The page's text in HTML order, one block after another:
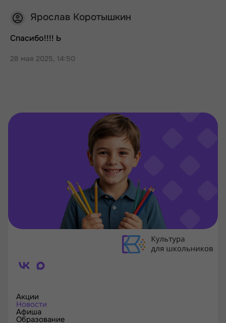
Ярослав Коротышкин
Спасибо!!!! Ь
28 мая 2025, 14:50
Акции
Новости
Афиша
Образование